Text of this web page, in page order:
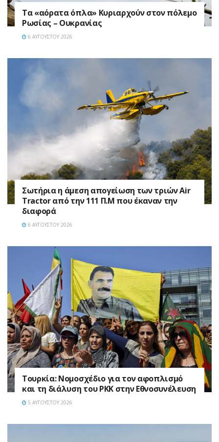
Τα «αόρατα όπλα» Κυριαρχούν στον πόλεμο
Ρωσίας – Ουκρανίας
6 ΑΥΓΟΎΣΤΟΥ 2026
Σωτήρια η άμεση απογείωση των τριών Air
Tractor από την 111 Π.M που έκαναν την
διαφορά
6 ΑΥΓΟΎΣΤΟΥ 2026
Τουρκία: Νομοσχέδιο για τον αφοπλισμό
και τη διάλυση του PKK στην Εθνοσυνέλευση
5 ΑΥΓΟΎΣΤΟΥ 2026